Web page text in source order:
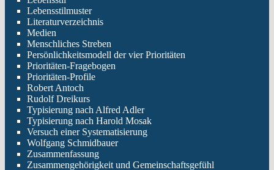
Lebensstilmuster
Literaturverzeichnis
Medien
Menschliches Streben
Persönlichkeitsmodell der vier Prioritäten
Prioritäten-Fragebogen
Prioritäten-Profile
Robert Antoch
Rudolf Dreikurs
Typisierung nach Alfred Adler
Typisierung nach Harold Mosak
Versuch einer Systematisierung
Wolfgang Schmidbauer
Zusammenfassung
Zusammengehörigkeit und Gemeinschaftsgefühl